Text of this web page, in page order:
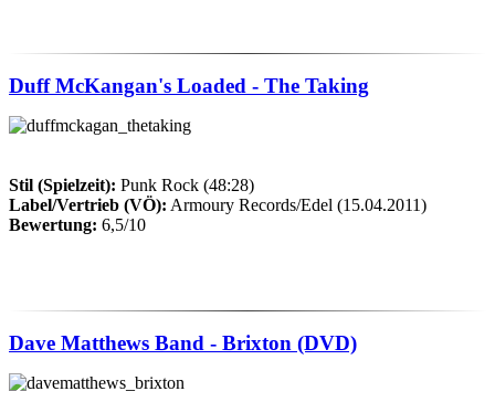
Duff McKangan's Loaded - The Taking
Stil (Spielzeit): Punk Rock (48:28)
Label/Vertrieb (VÖ): Armoury Records/Edel (15.04.2011)
Bewertung: 6,5/10
Dave Matthews Band - Brixton (DVD)